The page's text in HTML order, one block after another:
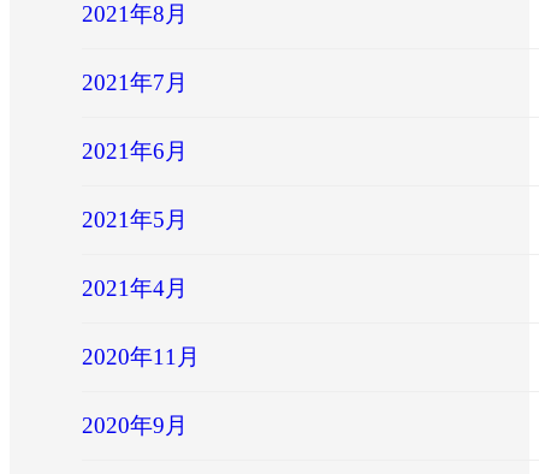
2021年8月
2021年7月
2021年6月
2021年5月
2021年4月
2020年11月
2020年9月